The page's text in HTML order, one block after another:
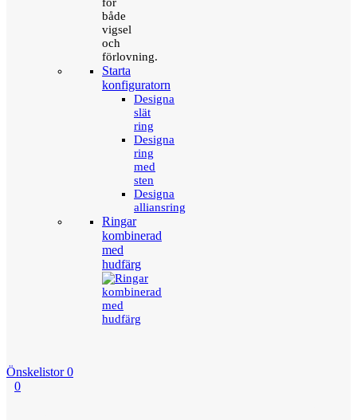
både
vigsel
och
förlovning.
Starta
konfiguratorn
Designa
slät
ring
Designa
ring
med
sten
Designa
alliansring
Ringar
kombinerad
med
hudfärg
Önskelistor 0
0